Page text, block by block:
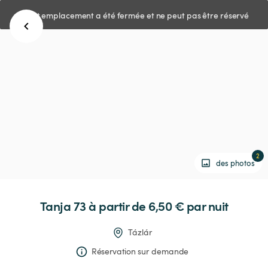
Cet emplacement a été fermée et ne peut pas être réservé
des photos
2
Tanja 73 à partir de 6,50 € par nuit
Tázlár
Réservation sur demande